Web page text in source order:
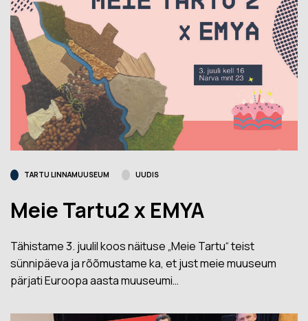
TARTU LINNAMUUSEUM UUDIS
Meie Tartu2 x EMYA
Tähistame 3. juulil koos näituse „Meie Tartu“ teist
sünnipäeva ja rõõmustame ka, et just meie muuseum
pärjati Euroopa aasta muuseumi…